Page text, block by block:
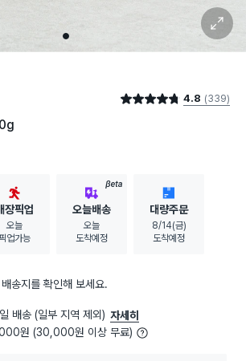
1
확대 보기
별점 4.8점 4.8 (339)
장픽업
오늘
업가능
BETA
오늘배송
오늘
도착예정
대량주문
8/14(금)
도착예정
송지를 확인해 보세요.
배송 (일부 지역 제외) 자세히
원 (30,000원 이상 무료)